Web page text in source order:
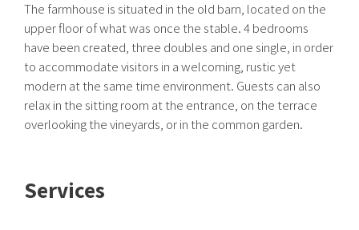
The farmhouse is situated in the old barn, located on the
upper floor of what was once the stable. 4 bedrooms
have been created, three doubles and one single, in order
to accommodate visitors in a welcoming, rustic yet
modern at the same time environment. Guests can also
relax in the sitting room at the entrance, on the terrace
overlooking the vineyards, or in the common garden.
Services